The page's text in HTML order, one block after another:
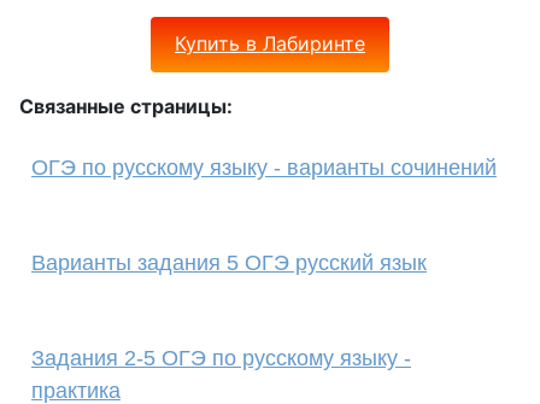
Купить в Лабиринте
Связанные страницы:
ОГЭ по русскому языку - варианты сочинений
Варианты задания 5 ОГЭ русский язык
Задания 2-5 ОГЭ по русскому языку -
практика